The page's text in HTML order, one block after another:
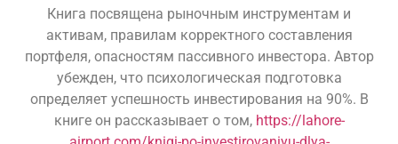
Книга посвящена рыночным инструментам и
активам, правилам корректного составления
портфеля, опасностям пассивного инвестора. Автор
убежден, что психологическая подготовка
определяет успешность инвестирования на 90%. В
книге он рассказывает о том, https://lahore-